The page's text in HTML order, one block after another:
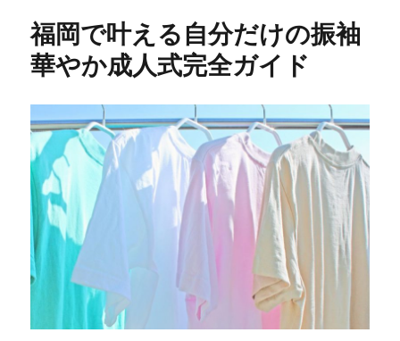
福岡で叶える自分だけの振袖
華やか成人式完全ガイド